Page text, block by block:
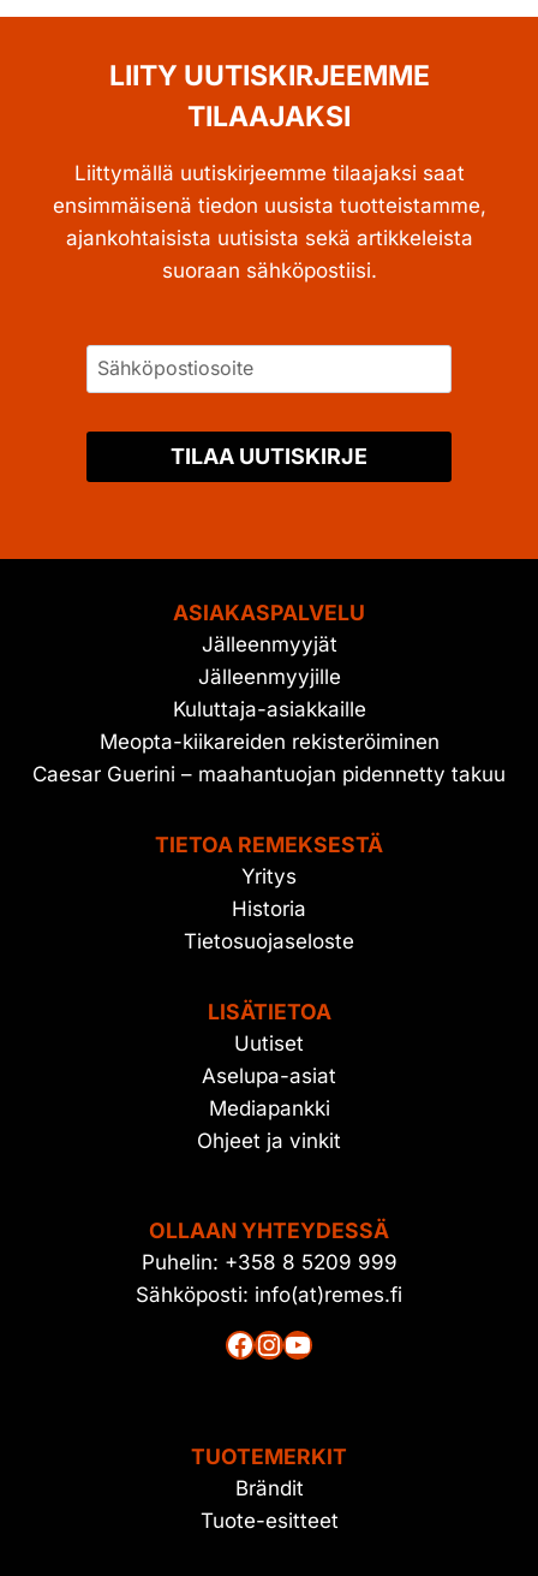
LIITY UUTISKIRJEEMME
TILAAJAKSI
Liittymällä uutiskirjeemme tilaajaksi saat
ensimmäisenä tiedon uusista tuotteistamme,
ajankohtaisista uutisista sekä artikkeleista
suoraan sähköpostiisi.
TILAA UUTISKIRJE
ASIAKASPALVELU
Jälleenmyyjät
Jälleenmyyjille
Kuluttaja-asiakkaille
Meopta-kiikareiden rekisteröiminen
Caesar Guerini – maahantuojan pidennetty takuu
TIETOA REMEKSESTÄ
Yritys
Historia
Tietosuojaseloste
LISÄTIETOA
Uutiset
Aselupa-asiat
Mediapankki
Ohjeet ja vinkit
OLLAAN YHTEYDESSÄ
Puhelin: +358 8 5209 999
Sähköposti: info(at)remes.fi
Facebook
Instagram
YouTube
TUOTEMERKIT
Brändit
Tuote-esitteet